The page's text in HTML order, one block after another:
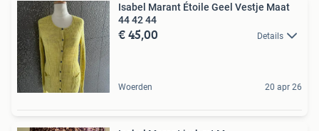
Isabel Marant Étoile Geel Vestje Maat
44 42 44
€ 45,00 Details
Woerden 20 apr 26